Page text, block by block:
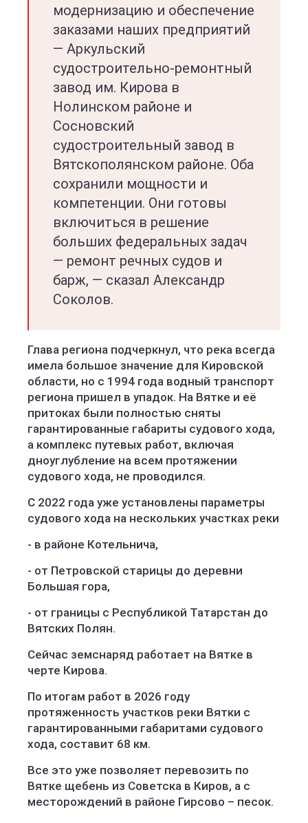
модернизацию и обеспечение
заказами наших предприятий
— Аркульский
судостроительно-ремонтный
завод им. Кирова в
Нолинском районе и
Сосновский
судостроительный завод в
Вятскополянском районе. Оба
сохранили мощности и
компетенции. Они готовы
включиться в решение
больших федеральных задач
— ремонт речных судов и
барж, — сказал Александр
Соколов.
Глава региона подчеркнул, что река всегда
имела большое значение для Кировской
области, но с 1994 года водный транспорт
региона пришел в упадок. На Вятке и её
притоках были полностью сняты
гарантированные габариты судового хода,
а комплекс путевых работ, включая
дноуглубление на всем протяжении
судового хода, не проводился.
С 2022 года уже установлены параметры
судового хода на нескольких участках реки
- в районе Котельнича,
- от Петровской старицы до деревни
Большая гора,
- от границы с Республикой Татарстан до
Вятских Полян.
Сейчас земснаряд работает на Вятке в
черте Кирова.
По итогам работ в 2026 году
протяженность участков реки Вятки с
гарантированными габаритами судового
хода, составит 68 км.
Все это уже позволяет перевозить по
Вятке щебень из Советска в Киров, а с
месторождений в районе Гирсово – песок.